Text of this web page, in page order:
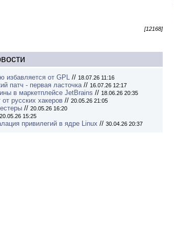
[12168]
избавляется от GPL // 18.07.26 11:16
патч - первая ласточка// 16.07.26 12:17
в маркетплейсе JetBrains // 18.06.26 20:35
русских хакеров // 20.05.26 21:05
// 20.05.26 16:20
20.05.26 15:25
привилегий в ядре Linux // 30.04.26 20:37